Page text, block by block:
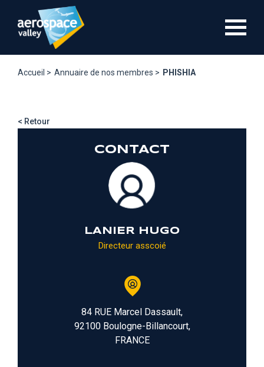
contenu
Accueil > Annuaire de nos membres > PHISHIA
< Retour
CONTACT
LANIER HUGO
Directeur asscoié
84 RUE Marcel Dassault,
92100 Boulogne-Billancourt,
FRANCE